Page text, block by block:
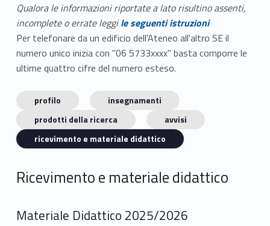
Qualora le informazioni riportate a lato risultino assenti,
incomplete o errate leggile seguenti istruzioni
Per telefonare da un edificio dell'Ateneo all'altro SE il
numero unico inizia con "06 5733xxxx" basta comporre le
ultime quattro cifre del numero esteso.
profilo
insegnamenti
prodotti della ricerca
avvisi
ricevimento e materiale didattico
Ricevimento e materiale didattico
Materiale Didattico 2025/2026